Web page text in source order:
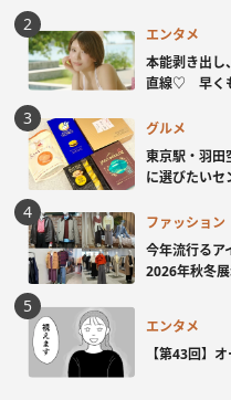
エンタメ
本能剥き出
直線♡ 早く
グルメ
東京駅・羽
に選びたいセ
ファッション
今年流行る
2026年秋冬
エンタメ
【第43回】